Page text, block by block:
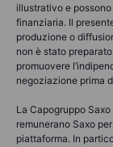
illustrativo e
finanziaria. Il
produzione o
non è stato
promuovere
negoziazione prima
La Capogruppo
remunerano Saxo
piattaforma. In